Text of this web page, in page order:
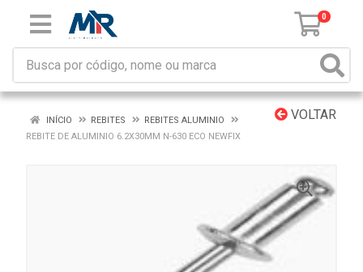
0
VOLTAR
INÍCIO REBITES
REBITES ALUMINIO
REBITE DE ALUMINIO 6.2X30MM N-630 ECO NEWFIX